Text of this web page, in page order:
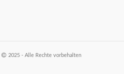
2025 - Alle Rechte vorbehalten